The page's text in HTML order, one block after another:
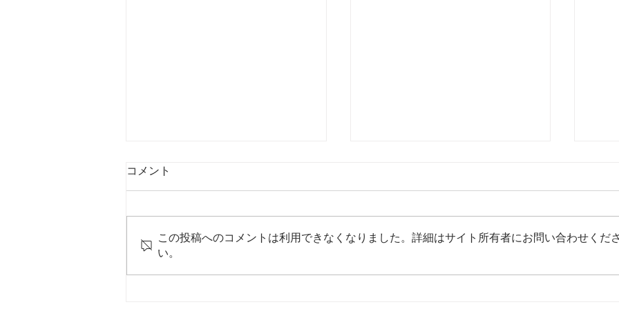
自然の色が美しい、五色そう
馬刺しのユッケ風 馬刺
コメント
この投稿へのコメントは利用できなくなりました。詳細はサイト所有者にお問い合わせくださ
い。